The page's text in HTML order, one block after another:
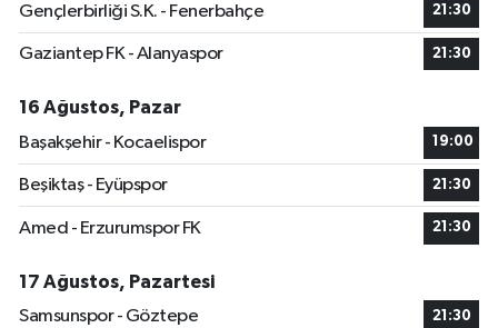
Gençlerbirliği S.K. - Fenerbahçe 21:30
Gaziantep FK - Alanyaspor 21:30
16 Ağustos, Pazar
Başakşehir - Kocaelispor
19:00
Beşiktaş - Eyüpspor 21:30
Amed - Erzurumspor FK 21:30
17 Ağustos, Pazartesi
Samsunspor - Göztepe
21:30